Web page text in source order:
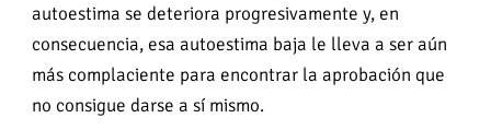
autoestima se deteriora progresivamente y, en
consecuencia, esa autoestima baja le lleva a ser aún
más complaciente para encontrar la aprobación que
no consigue darse a sí mismo.